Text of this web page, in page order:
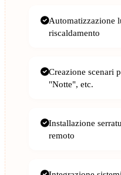
Automatizzazione
riscaldamento
Creazione scenari
"Notte", etc.
Installazione
remoto